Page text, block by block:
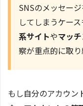
SNSのメッセー
してしまうケー
系サイトやマッ
察が重点的に取り
もし自分のアカウン